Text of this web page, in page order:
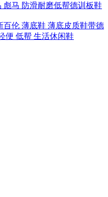
彪马 防滑耐磨低帮德训板鞋
百伦 薄底鞋 薄底皮质鞋带德
便 低帮 生活休闲鞋